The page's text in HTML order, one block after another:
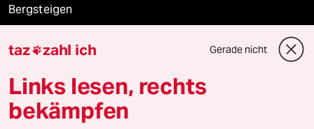
Bergsteigen
USA unter Trump
Katzen
Landtagswahl in Sachsen-Anhalt
taz zahl ich Gerade nicht
Links lesen, rechts
bekämpfen